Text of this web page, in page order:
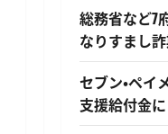
総務省など7
なりすまし
セブン・ペ
支援給付金